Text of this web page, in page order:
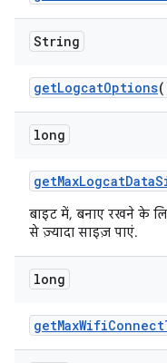
String
getLogcatOptions
long
getMaxLogcatData
बाइट में, बनाए रखने के
से ज़्यादा साइज़ पाएं.
long
getMaxWifiConnect